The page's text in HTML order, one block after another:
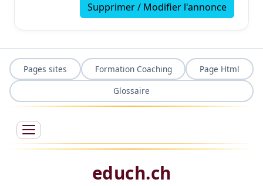
Supprimer / Modifier l'annonce
Pages sites Formation Coaching
Page Html
Glossaire
educh.ch